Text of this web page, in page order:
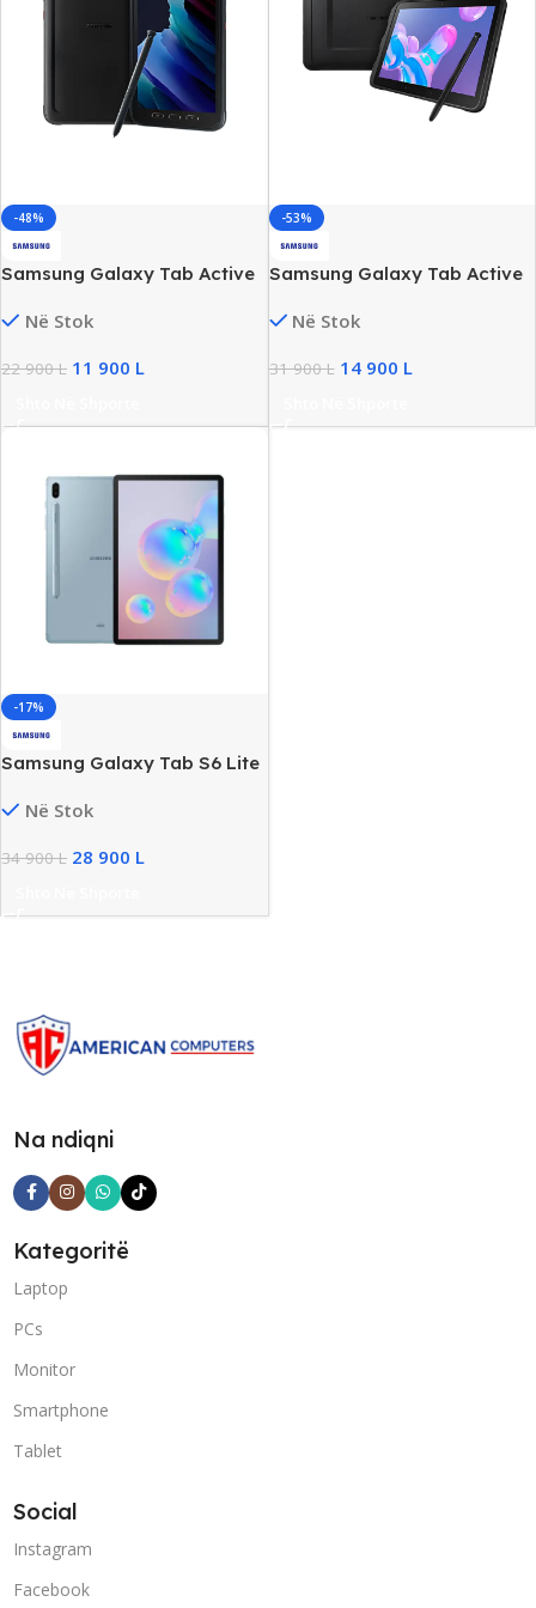
-48%
Samsung Galaxy Tab Active
64GBNë Stok
22 900L 11 900 L
-53%
Samsung Galaxy Tab Active
Touchscreen, Snapdragon
Në Stok
31 900L 14 900 L
-17%
Samsung Galaxy Tab S6 Lite
Storage, New
Në Stok
34 900L 28 900 L
Na ndiqni
Kategoritë
Laptop
PCs
Monitor
Smartphone
Tablet
Social
Instagram
Facebook